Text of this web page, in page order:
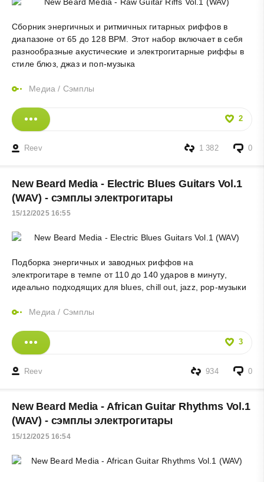
Сборник энергичных и ритмичных гитарных риффов в
диапазоне от 65 до 128 BPM. Этот набор включает в себя
разнообразные акустические и электрогитарные риффы в
стиле блюз, джаз и поп-музыка
Медиа / Сэмплы
2
Reev 0
1 382
New Beard Media - Electric Blues Guitars Vol.1
(WAV) - сэмплы электрогитары
15/12/2025 16:55
Подборка энергичных и заводных риффов на
электрогитаре в темпе от 110 до 140 ударов в минуту,
идеально подходящих для blues, chill out, jazz, pop-музыки
Медиа / Сэмплы
3
Reev 0
934
New Beard Media - African Guitar Rhythms Vol.1
(WAV) - сэмплы электрогитары
15/12/2025 16:54